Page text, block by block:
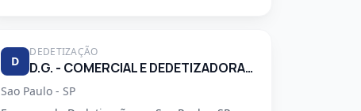
D
DEDETIZAÇÃO
D.G. - COMERCIAL E DEDETIZADORA GARCA LTDA
Sao Paulo - SP